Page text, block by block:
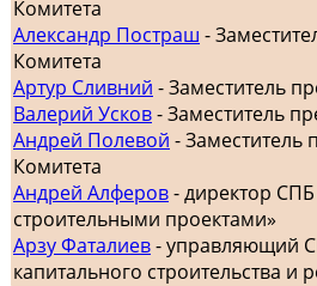
Комитета
Александр Постраш -
Комитета
Артур Сливний - Заместитель
Валерий Усков- Заместитель
Андрей Полевой - Заместитель
Комитета
Андрей Алферов- директор
строительными проектами»
Арзу Фаталиев- управляющий
капитального строительства и